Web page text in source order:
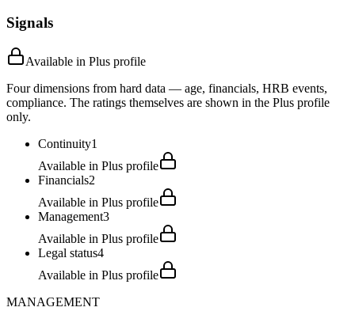
Signals
Available in Plus profile
Four dimensions from hard data — age, financials, HRB events,
compliance. The ratings themselves are shown in the Plus profile
only.
Continuity1
Available in Plus profile
Financials2
Available in Plus profile
Management3
Available in Plus profile
Legal status4
Available in Plus profile
MANAGEMENT